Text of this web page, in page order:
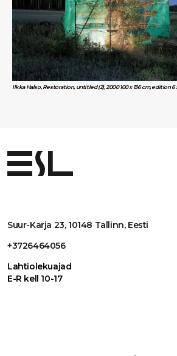
Ilkka Halso, Restoration, untitled (2), 2000 100 x 136 cm, edition 6
Suur-Karja 23, 10148 Tallinn, Eesti
+3726464056
Lahtiolekuajad
E-R kell 10-17